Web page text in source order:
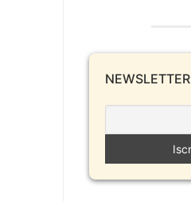
NEWSLETTER